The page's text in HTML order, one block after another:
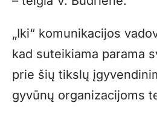
„Iki“ komunikacijos
kad suteikiama parama
prie šių tikslų
gyvūnų organizacijoms